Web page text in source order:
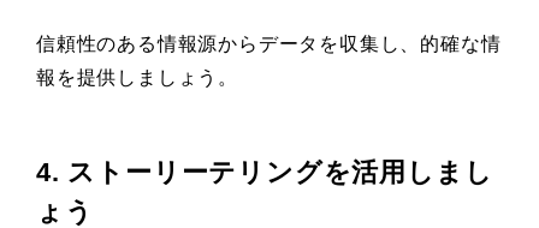
信頼性のある情報源からデータを収集し、的確な情
報を提供しましょう。
4. ストーリーテリングを活用しまし
ょう